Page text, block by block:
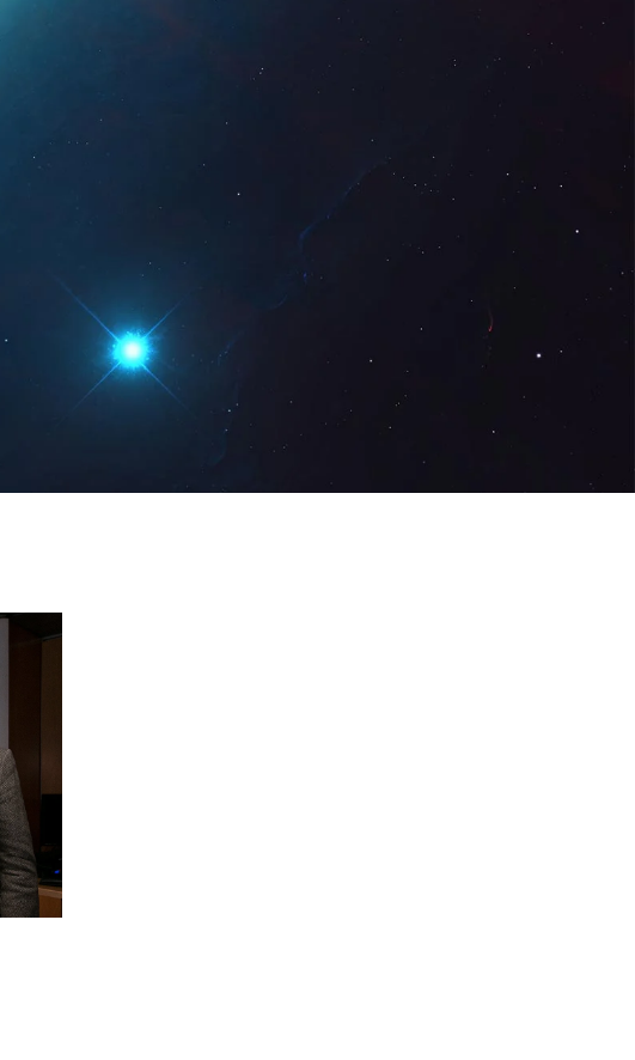
Solicita una